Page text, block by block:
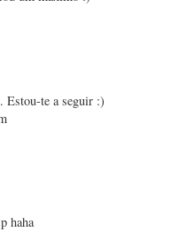
Estou-te a seguir :)
haha